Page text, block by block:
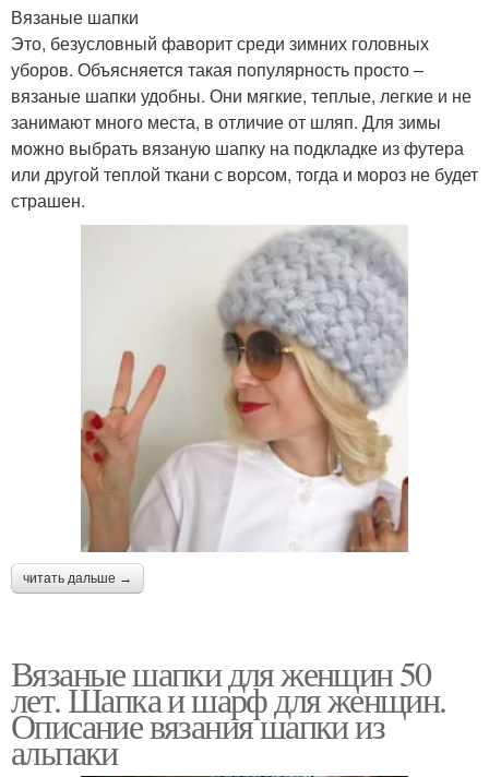
Вязаные шапки
Это, безусловный фаворит среди зимних головных
уборов. Объясняется такая популярность просто –
вязаные шапки удобны. Они мягкие, теплые, легкие и не
занимают много места, в отличие от шляп. Для зимы
можно выбрать вязаную шапку на подкладке из футера
или другой теплой ткани с ворсом, тогда и мороз не будет
страшен.
читать дальше →
Вязаные шапки для женщин 50
лет. Шапка и шарф для женщин.
Описание вязания шапки из
альпаки